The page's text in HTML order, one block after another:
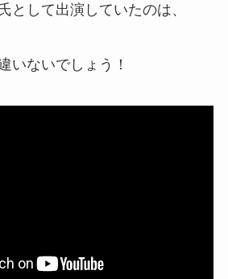
として出演していたのは、
いないでしょう！